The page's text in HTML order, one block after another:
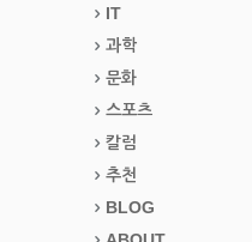
IT
과학
문화
스포츠
칼럼
추천
BLOG